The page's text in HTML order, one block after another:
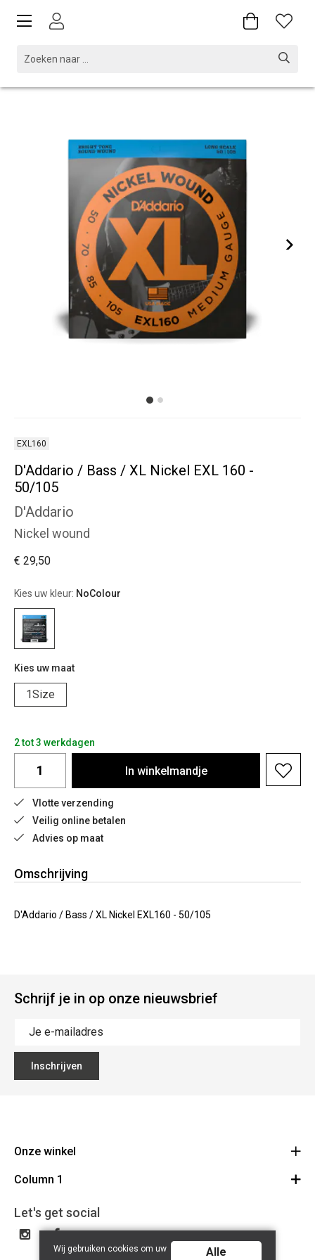
EXL160
D'Addario / Bass / XL Nickel EXL 160 -
50/105
D'Addario
Nickel wound
€ 29,50
Kies uw kleur: NoColour
Kies uw maat
1Size
2 tot 3 werkdagen
In winkelmandje
Vlotte verzending
Veilig online betalen
Advies op maat
Omschrijving
D'Addario / Bass / XL Nickel EXL160 - 50/105
Schrijf je in op onze nieuwsbrief
Inschrijven
Onze winkel
Mallebergplaats 13 - 8000 Brugge
050/33 25 75
BE 0648.822.409
Column 1
Cadeaubon
Let's get social
Wij gebruiken cookies om uw
Alle